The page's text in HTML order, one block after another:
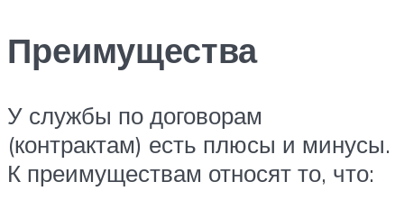
Преимущества
У службы по договорам
(контрактам) есть плюсы и минусы.
К преимуществам относят то, что: